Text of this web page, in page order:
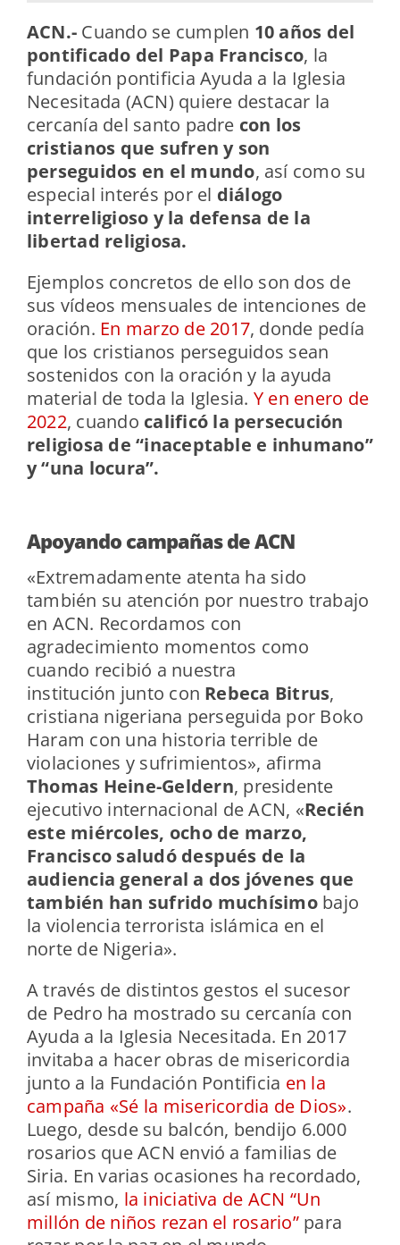
ACN.- Cuando se cumplen 10 años del
pontificado del Papa Francisco, la
fundación pontificia Ayuda a la Iglesia
Necesitada (ACN) quiere destacar la
cercanía del santo padre con los
cristianos que sufren y son
perseguidos en el mundo, así como su
especial interés por el diálogo
interreligioso y la defensa de la
libertad religiosa.
Ejemplos concretos de ello son dos de
sus vídeos mensuales de intenciones de
oración. En marzo de 2017, donde pedía
que los cristianos perseguidos sean
sostenidos con la oración y la ayuda
material de toda la Iglesia. Y en enero de
2022, cuando calificó la persecución
religiosa de “inaceptable e inhumano”
y “una locura”.
Apoyando campañas de ACN
«Extremadamente atenta ha sido
también su atención por nuestro trabajo
en ACN. Recordamos con
agradecimiento momentos como
cuando recibió a nuestra
institución junto con Rebeca Bitrus,
cristiana nigeriana perseguida por Boko
Haram con una historia terrible de
violaciones y sufrimientos», afirma
Thomas Heine-Geldern, presidente
ejecutivo internacional de ACN, «Recién
este miércoles, ocho de marzo,
Francisco saludó después de la
audiencia general a dos jóvenes que
también han sufrido muchísimobajo
la violencia terrorista islámica en el
norte de Nigeria».
A través de distintos gestos el sucesor
de Pedro ha mostrado su cercanía con
Ayuda a la Iglesia Necesitada. En 2017
invitaba a hacer obras de misericordia
junto a la Fundación Pontificia en la
campaña «Sé la misericordia de Dios».
Luego, desde su balcón, bendijo 6.000
rosarios que ACN envió a familias de
Siria. En varias ocasiones ha recordado,
así mismo, la iniciativa de ACN “Un
millón de niños rezan el rosario”para